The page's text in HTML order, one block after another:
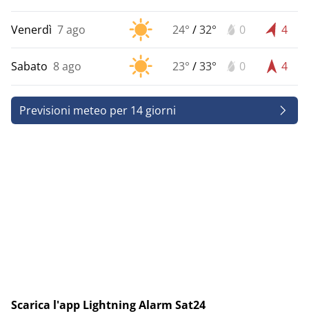
Venerdì 7 ago 24° /32° 0 4
Sabato 8 ago 23° /33° 0 4
Previsioni meteo per 14 giorni
Scarica l'app Lightning Alarm Sat24